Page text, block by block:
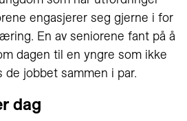
engasjerer seg gjerne i for
En av seniorene fant på å
dagen til en yngre som ikke
de jobbet sammen i par.
dag